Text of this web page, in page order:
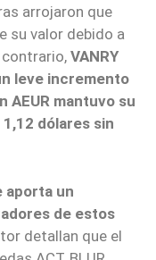
arrojaron que
su valor debido a
contrario, VANRY
leve incremento
AEUR mantuvo su
dólares sin
aporta un
de estos
detallan que el